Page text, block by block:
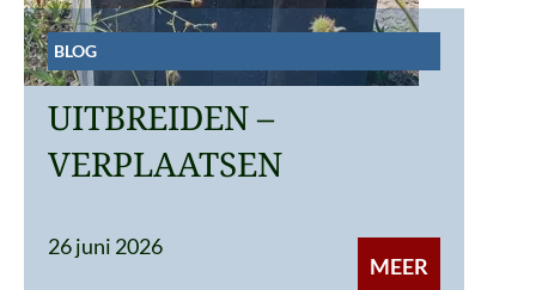
BLOG
UITBREIDEN –
VERPLAATSEN
26 juni 2026
MEER